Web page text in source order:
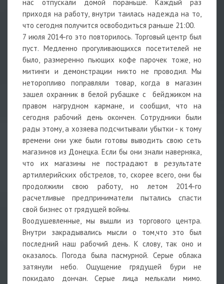
нас отпускали домой пораньше. Каждый раз
приходя на работу, внутри таилась надежда на то,
что сегодня получится освободиться раньше 21:00.
7 июля 2014-го это повторилось. Торговый центр был
пуст. Медленно прогуливающихся посетителей не
было, размеренно пьющих кофе парочек тоже, но
митинги и демонстрации никто не проводил. Мы
неторопливо поправляли товар, когда в магазин
зашел охранник в белой рубашке с бейджиком на
правом нагрудном кармане, и сообщил, что на
сегодня рабочий день окончен. Сотрудники были
рады этому, а хозяева подсчитывали убытки - к тому
времени они уже были готовы выводить свою сеть
магазинов из Донецка. Если бы они знали наверняка,
что их магазины не пострадают в результате
артиллерийских обстрелов, то, скорее всего, они бы
продолжили свою работу, но летом 2014-го
расчетливые предприниматели пытались спасти
свой бизнес от грядущей войны.
Воодушевленные, мы вышли из торгового центра.
Внутри закрадывались мысли о том,что это был
последний наш рабочий день. К слову, так оно и
оказалось. Погода была пасмурной. Серые облака
затянули небо. Ощущение грядущей бури не
покидало дончан. Серые лица мелькали мимо.